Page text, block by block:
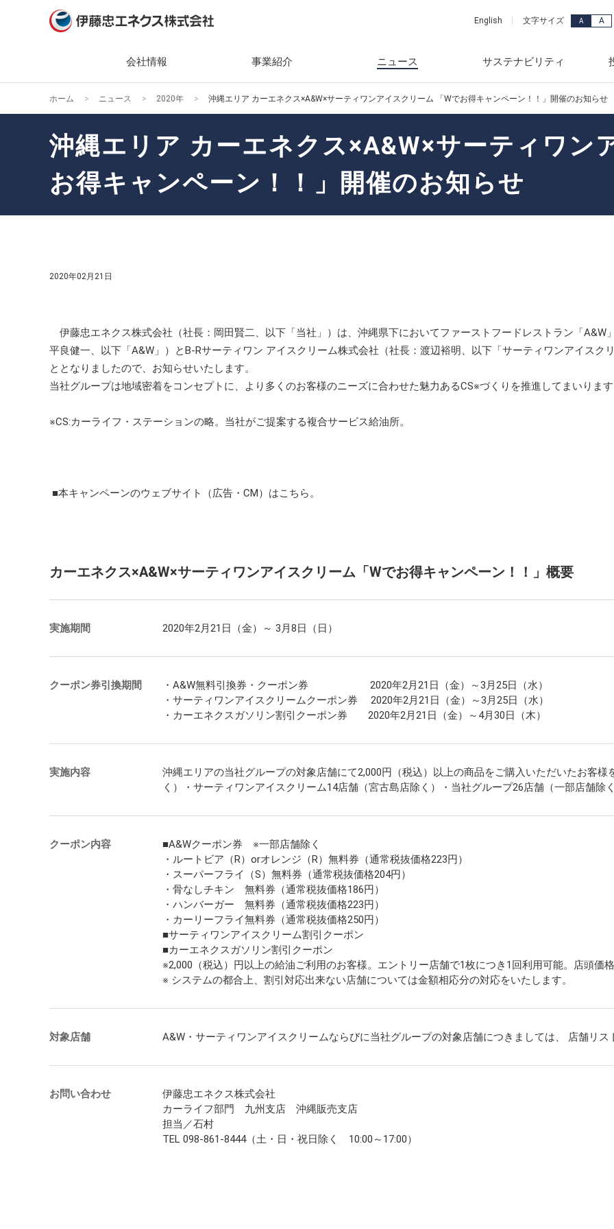
English 文字サイズ A A
会社情報
経営理念
会社概要
主要グループ会社一覧
沿革
会社紹介動画・CM情報
事業紹介
組織・事業部
キーワード検索
産業ビジネス事業
電力・ユーティリティ事業
ニュース
2025年
2024年
2019年
2017年
2016年
サステナビリティ
エネクスグループのサステナビリ
環境(Environment)
ESG情報一覧・編集方針
IR関連資料
株主・株式情報
IRサポート
ホーム ニュース 2020年 沖縄エリア カーエネクス×A&W×サーティワンアイスクリーム 「Wでお得キャンペーン！！」開催のお知らせ
沖縄エリア カーエネクス×A&W×サーティワン
お得キャンペーン！！」開催のお知らせ
2020年02月21日
伊藤忠エネクス株式会社（社長：岡田賢二、以下「当社」）は、沖縄県下においてファーストフードレストラン「A&W
平良健一、以下「A&W」）とB-Rサーティワン アイスクリーム株式会社（社長：渡辺裕明、以下「サーティワンアイスク
ととなりましたので、お知らせいたします。
当社グループは地域密着をコンセプトに、より多くのお客様のニーズに合わせた魅力あるCS※づくりを推進してまいりま
※CS:カーライフ・ステーションの略。当社がご提案する複合サービス給油所。
■本キャンペーンのウェブサイト（広告・CM）はこちら。
カーエネクス×A&W×サーティワンアイスクリーム「Wでお得キャンペーン！！」概要
実施期間 2020年2月21日（金）～ 3月8日（日）
クーポン券引換期間
・A&W無料引換券・クーポン券 2020年2月21日（金）～3月25日（水）
・サーティワンアイスクリームクーポン券 2020年2月21日（金）～3月25日（水）
・カーエネクスガソリン割引クーポン券 2020年2月21日（金）～4月30日（木）
実施内容
沖縄エリアの当社グループの対象店舗にて2,000円（税込）以上の商品をご購入いただいたお客
く）・サーティワンアイスクリーム14店舗（宮古島店除く）・当社グループ26店舗（一部店舗
クーポン内容
■A&Wクーポン券 ※一部店舗除く
・ルートビア（R）orオレンジ（R）無料券（通常税抜価格223円）
・スーパーフライ（S）無料券（通常税抜価格204円）
・骨なしチキン 無料券（通常税抜価格186円）
・ハンバーガー 無料券（通常税抜価格223円）
・カーリーフライ無料券（通常税抜価格250円）
■サーティワンアイスクリーム割引クーポン
■カーエネクスガソリン割引クーポン
※2,000（税込）円以上の給油ご利用のお客様。エントリー店舗で1枚につき1回利用可能。店頭価
※ システムの都合上、割引対応出来ない店舗については金額相応分の対応をいたします。
対象店舗 A&W・サーティワンアイスクリームならびに当社グループの対象店舗につきましては、 店舗リス
お問い合わせ
伊藤忠エネクス株式会社
カーライフ部門 九州支店 沖縄販売支店
担当／石村
TEL 098-861-8444（土・日・祝日除く 10:00～17:00）